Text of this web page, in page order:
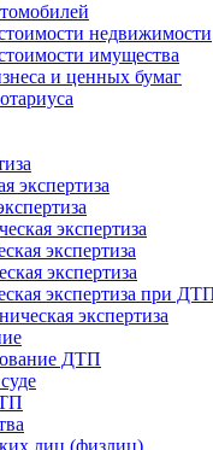
недвижимости
имущества
и ценных бумаг
экспертиза
экспертиза
экспертиза
экспертиза
экспертиза при
экспертиза
ДТП